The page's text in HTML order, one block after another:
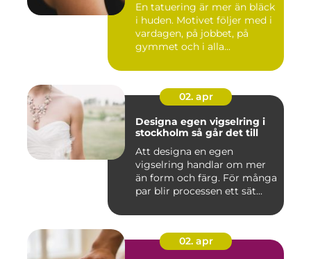
En tatuering är mer än bläck
i huden. Motivet följer med i
vardagen, på jobbet, på
gymmet och i alla...
02. apr
Designa egen vigselring i
stockholm så går det till
Att designa en egen
vigselring handlar om mer
än form och färg. För många
par blir processen ett sät...
02. apr